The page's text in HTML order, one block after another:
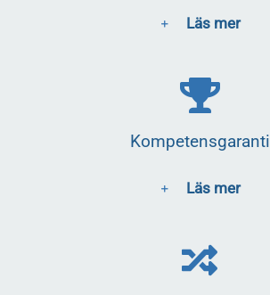
Läs mer
Kompetensgaranti
Läs mer